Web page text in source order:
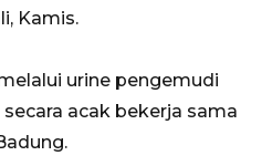
Kamis.
urine pengemudi
acak bekerja sama